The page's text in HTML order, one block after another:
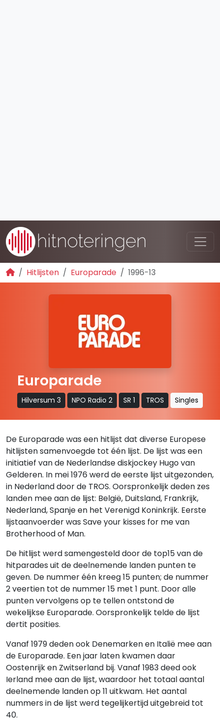
Hitlijsten Europarade 1996-13
Europarade
Hilversum 3 NPO Radio 2 SR 1 TROS Singles
De Europarade was een hitlijst dat diverse Europese
hitlijsten samenvoegde tot één lijst. De lijst was een
initiatief van de Nederlandse diskjockey Hugo van
Gelderen. In mei 1976 werd de eerste lijst uitgezonden,
in Nederland door de TROS. Oorspronkelijk deden zes
landen mee aan de lijst: België, Duitsland, Frankrijk,
Nederland, Spanje en het Verenigd Koninkrijk. Eerste
lijstaanvoerder was Save your kisses for me van
Brotherhood of Man.
De hitlijst werd samengesteld door de top15 van de
hitparades uit de deelnemende landen punten te
geven. De nummer één kreeg 15 punten; de nummer
2 veertien tot de nummer 15 met 1 punt. Door alle
punten vervolgens op te tellen ontstond de
wekelijkse Europarade. Oorspronkelijk telde de lijst
dertit posities.
Vanaf 1979 deden ook Denemarken en Italië mee aan
de Europarade. Een jaar laten kwamen daar
Oostenrijk en Zwitserland bij. Vanaf 1983 deed ook
Ierland mee aan de lijst, waardoor het totaal aantal
deelnemende landen op 11 uitkwam. Het aantal
nummers in de lijst werd tegelijkertijd uitgebreid tot
40.